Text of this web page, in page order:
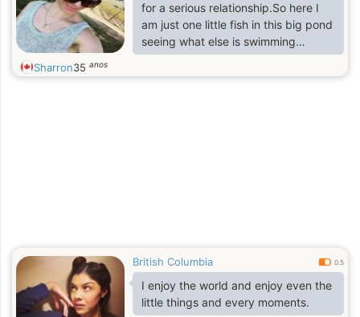
for a serious relationship.So here I
am just one little fish in this big pond
seeing what else is swimming
around. Could be that you know
exactly what this little fish is looking
Sharron35 anos
British Columbia 0.5
I enjoy the world and enjoy even the
little things and every moments.